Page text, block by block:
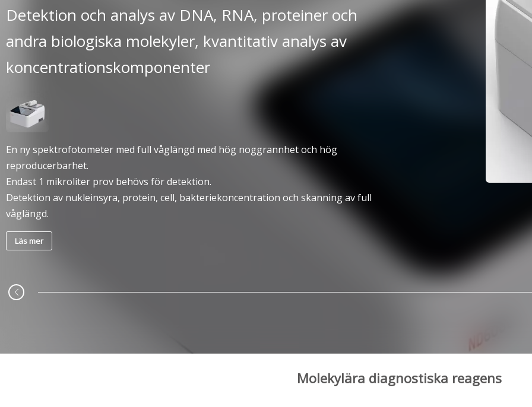
Detektion och analys av DNA, RNA, proteiner och
andra biologiska molekyler, kvantitativ analys av
koncentrationskomponenter
En ny spektrofotometer med full våglängd med hög noggrannhet och hög
reproducerbarhet.
Endast 1 mikroliter prov behövs för detektion.
Detektion av nukleinsyra, protein, cell, bakteriekoncentration och skanning av full
våglängd.
Läs mer
Molekylära diagnostiska reagens